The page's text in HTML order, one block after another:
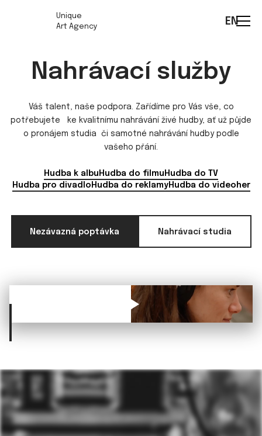
Unique
Art Agency
EN
Nahrávací služby
Váš talent, naše podpora. Zařídíme pro Vás vše, co
potřebujete ke kvalitnímu nahrávání živé hudby, ať už půjde
o pronájem studia či samotné nahrávání hudby podle
vašeho přání.
Hudba k albu Hudba do filmu Hudba do TV
Hudba pro divadlo Hudba do reklamyHudba do videoher
Nezávazná poptávka Nahrávací studia
Od filmové hudby až ke